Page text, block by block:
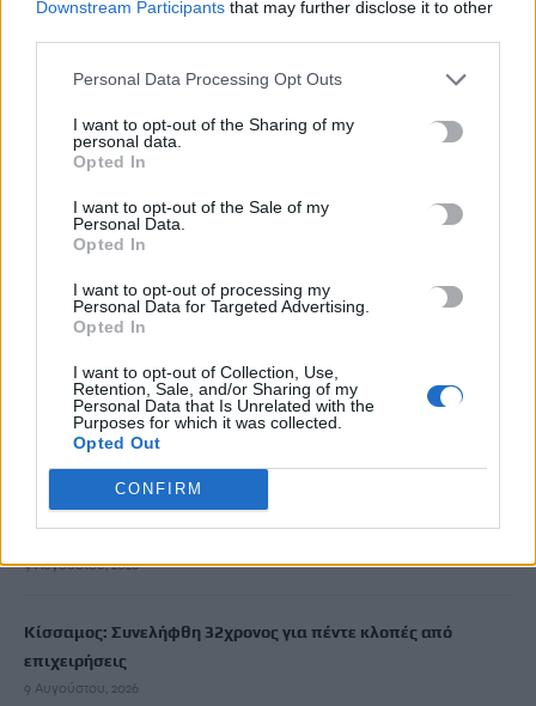
Downstream Participants that may further disclose it to other
Personal Data Processing Opt Outs
I want to opt-out of the Sharing of my
personal data.
Opted In
I want to opt-out of the Sale of my
Personal Data.
Opted In
I want to opt-out of processing my
Personal Data for Targeted Advertising.
Opted In
I want to opt-out of Collection, Use,
Retention, Sale, and/or Sharing of my
Personal Data that Is Unrelated with the
Purposes for which it was collected.
Opted Out
CONFIRM
Ριπές ανέμου έως 110 χλμ/ώρα στην Κρήτη -Στο «κόκκινο»
μέχρι την Τετάρτη
9 Αυγούστου, 2026
Ερυθρός Σταυρός: Νοσηλεύτρια στα Επείγοντα
ξυλοκοπήθηκε βάναυσα από ασθενή
απορριμμάτων
9 Αυγούστου, 2026
Τουρνάς: Πάνω από 400 φωτιές σε 10 ημέρες, από αμέλεια το
90% των περιστατικών
9 Αυγούστου, 2026
Σκιάθος: Ανήλικος κατήγγειλε 17χρονο για βιασμό – Τον
9 Αυγούστου, 2026
Κίσσαμος: Συνελήφθη 32χρονος για πέντε κλοπές από
επιχειρήσεις
9 Αυγούστου, 2026